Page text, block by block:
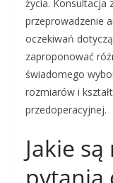
życia. Konsultacja
przeprowadzenie
oczekiwań
zaproponować
świadomego
rozmiarów i
przedoperacyjnej.
Jakie